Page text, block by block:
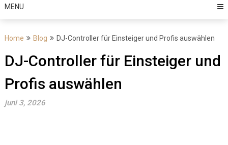
MENU
Home Blog DJ-Controller für Einsteiger und Profis auswählen
DJ-Controller für Einsteiger und
Profis auswählen
juni 3, 2026